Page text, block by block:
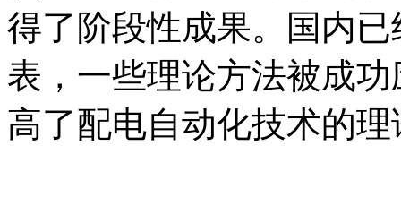
得了阶段性成果。国内
表，一些理论方法被成
高了配电自动化技术的